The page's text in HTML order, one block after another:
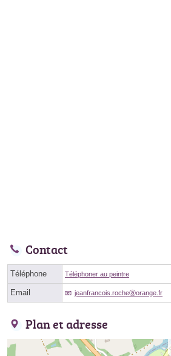
Contact
Téléphone Téléphoner au peintre
Email jeanfrancois.rocheⓐorange.fr
Plan et adresse